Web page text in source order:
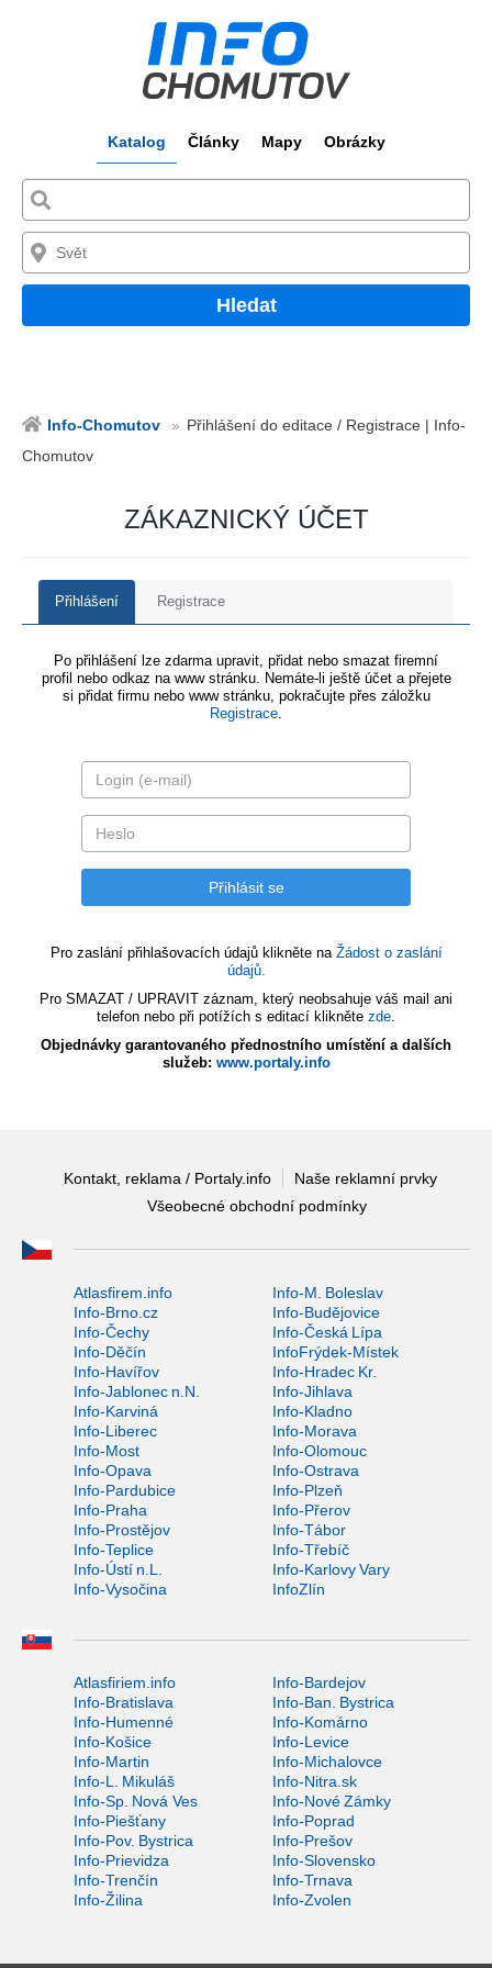
Katalog Články Mapy Obrázky
Hledat
Info-Chomutov
Přihlášení do editace / Registrace | Info-
Chomutov
ZÁKAZNICKÝ ÚČET
Přihlášení Registrace
Po přihlášení lze zdarma upravit, přidat nebo smazat firemní
profil nebo odkaz na www stránku. Nemáte-li ještě účet a přejete
si přidat firmu nebo www stránku, pokračujte přes záložku
Registrace.
Pro zaslání přihlašovacích údajů klikněte na Žádost o zaslání
údajů.
Pro SMAZAT / UPRAVIT záznam, který neobsahuje váš mail ani
telefon nebo při potížích s editací klikněte zde.
Objednávky garantovaného přednostního umístění a dalších
služeb: www.portaly.info
Kontakt, reklama / Portaly.info
Naše reklamní prvky
Všeobecné obchodní podmínky
Atlasfirem.info
Info-M. Boleslav
Info-Brno.cz
Info-Budějovice
Info-Čechy
Info-Česká Lípa
Info-Děčín
InfoFrýdek-Místek
Info-Havířov
Info-Hradec Kr.
Info-Jablonec n.N.
Info-Jihlava
Info-Karviná
Info-Kladno
Info-Liberec
Info-Morava
Info-Most
Info-Olomouc
Info-Opava
Info-Ostrava
Info-Pardubice
Info-Plzeň
Info-Praha
Info-Přerov
Info-Prostějov
Info-Tábor
Info-Teplice
Info-Třebíč
Info-Ústí n.L.
Info-Karlovy Vary
Info-Vysočina
InfoZlín
Atlasfiriem.info
Info-Bardejov
Info-Bratislava
Info-Ban. Bystrica
Info-Humenné
Info-Komárno
Info-Košice
Info-Levice
Info-Martin
Info-Michalovce
Info-L. Mikuláš
Info-Nitra.sk
Info-Sp. Nová Ves
Info-Nové Zámky
Info-Piešťany
Info-Poprad
Info-Pov. Bystrica
Info-Prešov
Info-Prievidza
Info-Slovensko
Info-Trenčín
Info-Trnava
Info-Žilina
Info-Zvolen